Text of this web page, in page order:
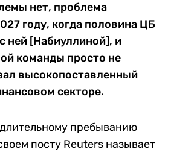
нет, проблема
году, когда половина ЦБ
ней [Набиуллиной], и
команды просто не
высокопоставленный
секторе.
пребыванию
посту Reuters называет